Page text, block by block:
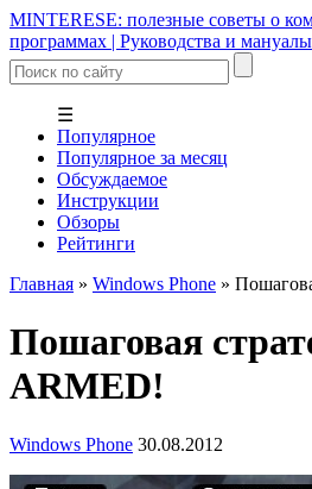
MINTERESE: полезные советы о
программах | Руководства и мануалы
☰
Популярное
Популярное за месяц
Обсуждаемое
Инструкции
Обзоры
Рейтинги
Главная » Windows Phone »
Пошаговая
ARMED!
Windows Phone 30.08.2012